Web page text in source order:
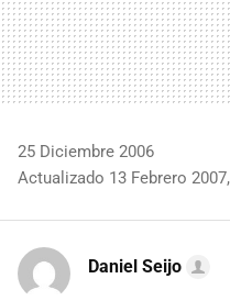
25 Diciembre 2006
Actualizado 13 Febrero
Daniel Seijo